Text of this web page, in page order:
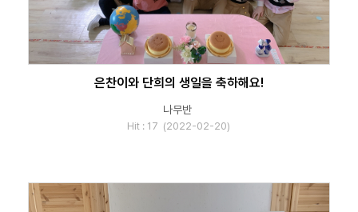
은찬이와 단희의 생일을 축하해요!
나무반
Hit : 17 (2022-02-20)